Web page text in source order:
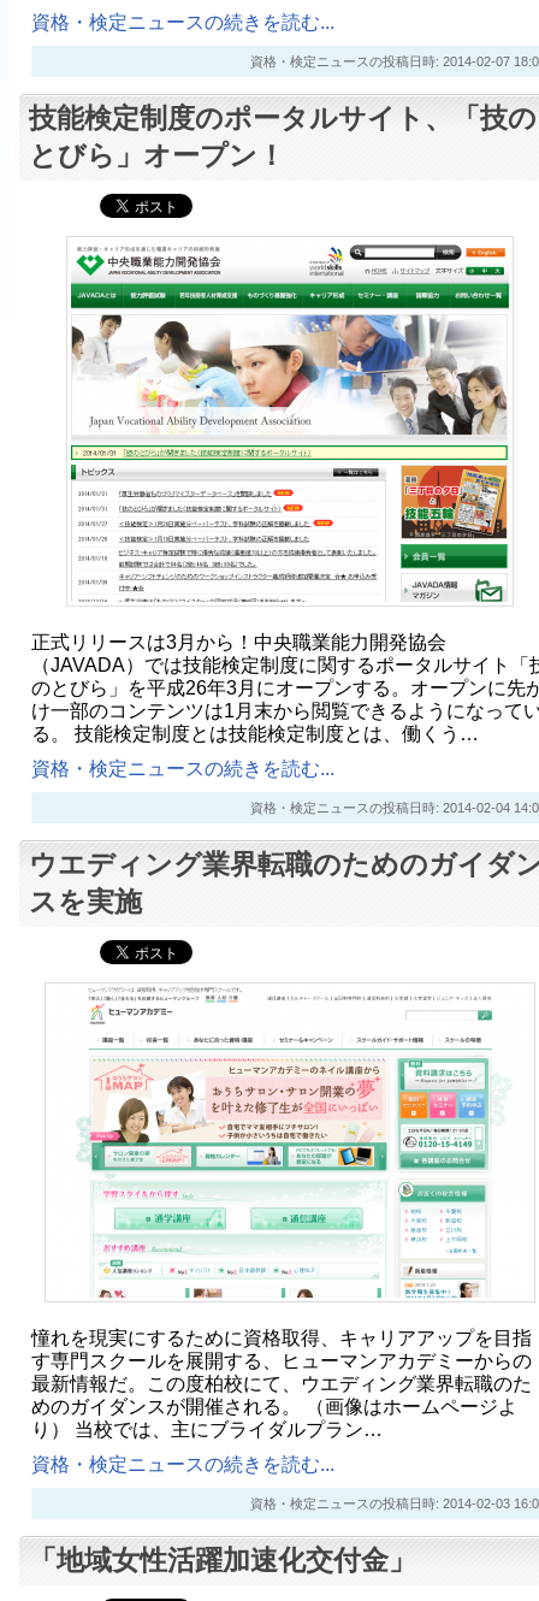
資格・検定ニュースの続きを読む...
資格・検定ニュースの投稿日時: 2014-02-07
技能検定制度のポータルサイト、「技の
とびら」オープン！
正式リリースは3月から！中央職業能力開発協会
（JAVADA）では技能検定制度に関するポータルサイト「
のとびら」を平成26年3月にオープンする。オープンに先
け一部のコンテンツは1月末から閲覧できるようになって
る。 技能検定制度とは技能検定制度とは、働くう…
資格・検定ニュースの続きを読む...
資格・検定ニュースの投稿日時: 2014-02-04
ウエディング業界転職のためのガイダ
スを実施
憧れを現実にするために資格取得、キャリアアップを目指
す専門スクールを展開する、ヒューマンアカデミーからの
最新情報だ。この度柏校にて、ウエディング業界転職のた
めのガイダンスが開催される。 （画像はホームページよ
り） 当校では、主にブライダルプラン…
資格・検定ニュースの続きを読む...
資格・検定ニュースの投稿日時: 2014-02-03
「地域女性活躍加速化交付金」